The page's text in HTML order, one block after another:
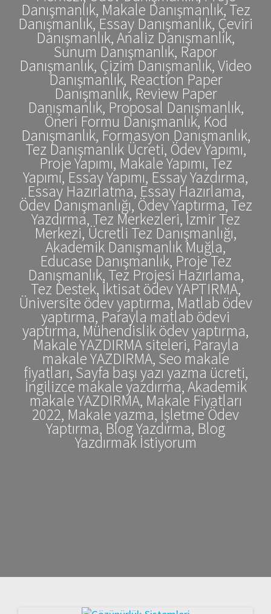
Danışmanlık, Makale Danışmanlık, Tez
Danışmanlık, Essay Danışmanlık, Çeviri
Danışmanlık, Analiz Danışmanlık,
Sunum Danışmanlık, Rapor
Danışmanlık, Çizim Danışmanlık, Video
Danışmanlık, Reaction Paper
Danışmanlık, Review Paper
Danışmanlık, Proposal Danışmanlık,
Öneri Formu Danışmanlık, Kod
Danışmanlık, Formasyon Danışmanlık,
Tez Danışmanlık Ücreti, Ödev Yapımı,
Proje Yapımı, Makale Yapımı, Tez
Yapımı, Essay Yapımı, Essay Yazdırma,
Essay Hazırlatma, Essay Hazırlama,
Ödev Danışmanlığı, Ödev Yaptırma, Tez
Yazdırma, Tez Merkezleri, İzmir Tez
Merkezi, Ücretli Tez Danışmanlığı,
Akademik Danışmanlık Muğla,
Educase Danışmanlık, Proje Tez
Danışmanlık, Tez Projesi Hazırlama,
Tez Destek, İktisat ödev YAPTIRMA,
Üniversite ödev yaptırma, Matlab ödev
yaptırma, Parayla matlab ödevi
yaptırma, Mühendislik ödev yaptırma,
Makale YAZDIRMA siteleri, Parayla
makale YAZDIRMA, Seo makale
fiyatları, Sayfa başı yazı yazma ücreti,
İngilizce makale yazdırma, Akademik
makale YAZDIRMA, Makale Fiyatları
2022, Makale yazma, İşletme Ödev
Yaptırma, Blog Yazdırma, Blog
Yazdırmak İstiyorum